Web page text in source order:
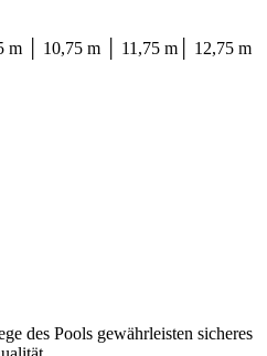
m │ 10,75 m │ 11,75 m│ 12,75 m
des Pools gewährleisten sicheres